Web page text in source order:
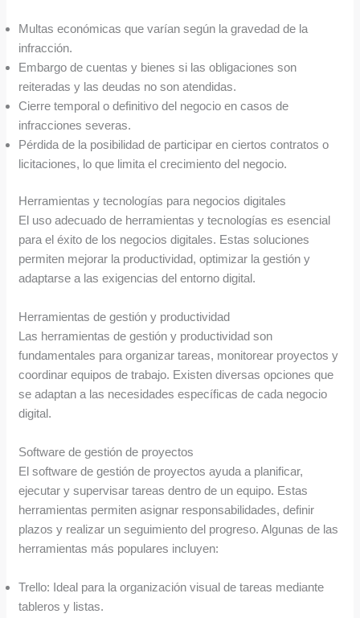
Multas económicas que varían según la gravedad de la
infracción.
Embargo de cuentas y bienes si las obligaciones son
reiteradas y las deudas no son atendidas.
Cierre temporal o definitivo del negocio en casos de
infracciones severas.
Pérdida de la posibilidad de participar en ciertos contratos o
licitaciones, lo que limita el crecimiento del negocio.
Herramientas y tecnologías para negocios digitales
El uso adecuado de herramientas y tecnologías es esencial
para el éxito de los negocios digitales. Estas soluciones
permiten mejorar la productividad, optimizar la gestión y
adaptarse a las exigencias del entorno digital.
Herramientas de gestión y productividad
Las herramientas de gestión y productividad son
fundamentales para organizar tareas, monitorear proyectos y
coordinar equipos de trabajo. Existen diversas opciones que
se adaptan a las necesidades específicas de cada negocio
digital.
Software de gestión de proyectos
El software de gestión de proyectos ayuda a planificar,
ejecutar y supervisar tareas dentro de un equipo. Estas
herramientas permiten asignar responsabilidades, definir
plazos y realizar un seguimiento del progreso. Algunas de las
herramientas más populares incluyen:
Trello: Ideal para la organización visual de tareas mediante
tableros y listas.